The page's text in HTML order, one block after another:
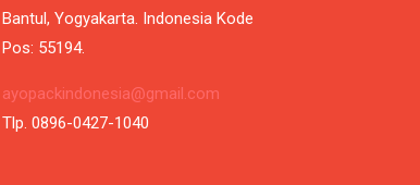
Bantul, Yogyakarta. Indonesia Kode
Pos: 55194.
ayopackindonesia@gmail.com
Tlp. 0896-0427-1040